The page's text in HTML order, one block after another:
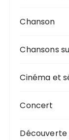
Chanson
Chansons
Cinéma et
Concert
Découverte